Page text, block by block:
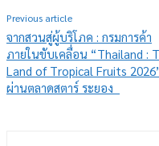
Previous article
จากสวนสู่ผู้บริโภค : กรมการค้า
ภายในขับเคลื่อน “Thailand :
Land of Tropical Fruits
ผ่านตลาดสตาร์ ระยอง